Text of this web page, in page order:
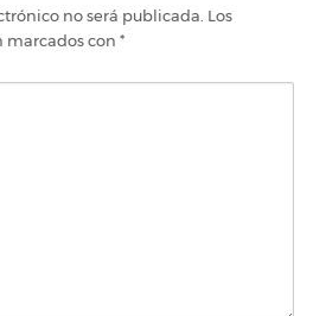
no será publicada. Los
marcados con *